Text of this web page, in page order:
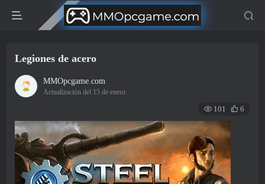
Legiones de acero
MMOpcgame.com
Actualización del 15 de enero
101 6